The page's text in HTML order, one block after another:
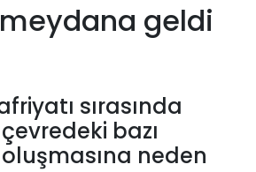
geldi
sırasında
bazı
neden